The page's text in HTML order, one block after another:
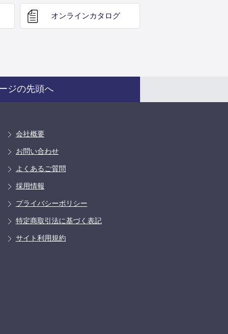
オンライン カタログ
ジの先頭へ
会社概要
お問い合わせ
よくあるご質問
採用情報
プライバシーポリシー
特定商取引法に基づく表記
サイト利用規約